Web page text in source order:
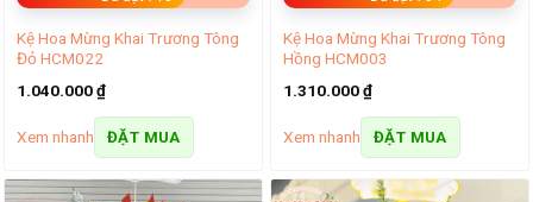
Kệ Hoa Mừng Khai Trương Tông
Đỏ HCM022
1.040.000₫
Xem nhanh ĐẶT MUA
Kệ Hoa Mừng Khai Trương Tông
Hồng HCM003
1.310.000₫
Xem nhanh ĐẶT MUA